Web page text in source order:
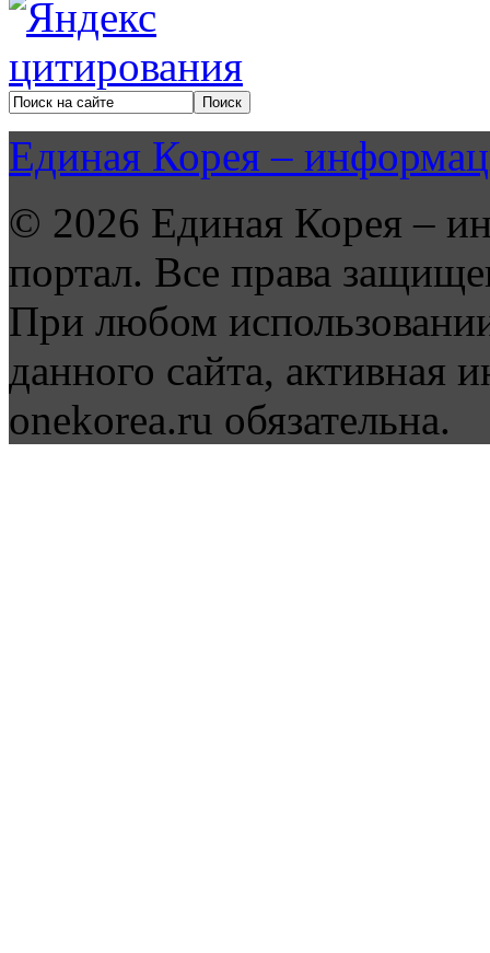
Единая Корея –
© 2026 Единая Корея –
портал. Все права
При любом
данного сайта, активная
onekorea.ru обязательна.